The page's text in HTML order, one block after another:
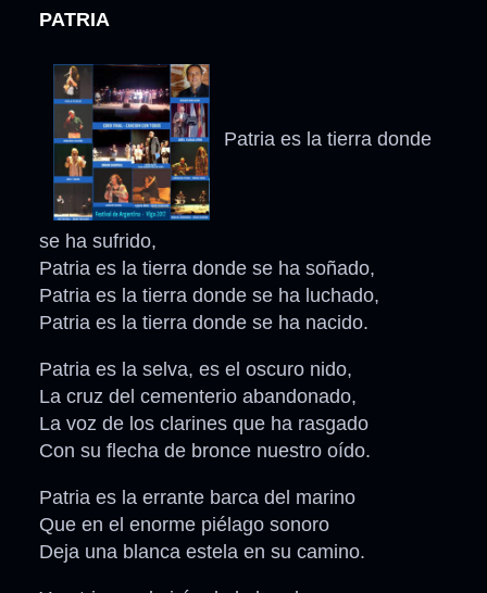
PATRIA
Patria es la tierra donde
se ha sufrido,
Patria es la tierra donde se ha soñado,
Patria es la tierra donde se ha luchado,
Patria es la tierra donde se ha nacido.
Patria es la selva, es el oscuro nido,
La cruz del cementerio abandonado,
La voz de los clarines que ha rasgado
Con su flecha de bronce nuestro oído.
Patria es la errante barca del marino
Que en el enorme piélago sonoro
Deja una blanca estela en su camino.